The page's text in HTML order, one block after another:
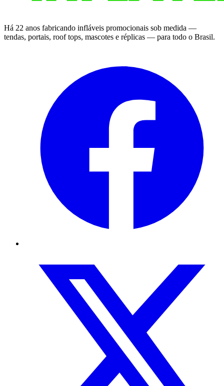
Há 22 anos fabricando infláveis promocionais sob medida —
tendas, portais, roof tops, mascotes e réplicas — para todo o Brasil.